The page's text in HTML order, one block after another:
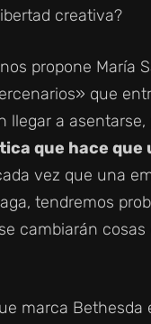
creativa?
propone María
que
llegar a asentarse,
que hace que
vez que una
tendremos
cambiarán cosas
marca Bethesda